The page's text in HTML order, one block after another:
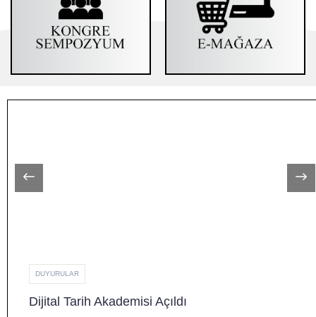
DUYURULAR
Dijital Tarih Akademisi Açıldı